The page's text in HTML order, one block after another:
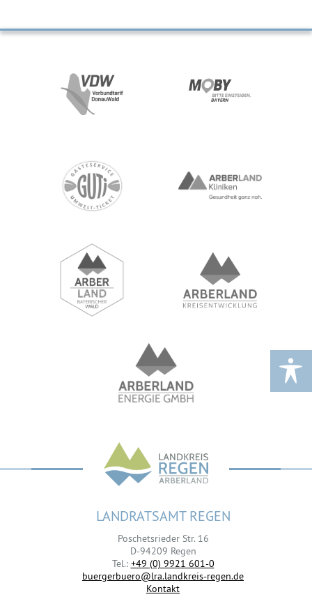
LANDRATSAMT REGEN
Poschetsrieder Str. 16
D-94209 Regen
Tel.: +49 (0) 9921 601-0
buergerbuero@lra.landkreis-regen.de
Kontakt